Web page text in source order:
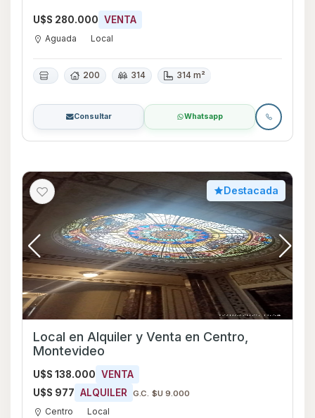
U$S 280.000 VENTA
Aguada Local
200 314 314 m²
Consultar Whatsapp
Destacada
Local en Alquiler y Venta en Centro,
Montevideo
U$S 138.000 VENTA
U$S 977 ALQUILER G.C. $U 9.000
Centro Local